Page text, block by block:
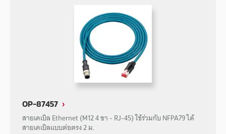
OP-87457
สายเคเบิล Ethernet (M12 4 ขา - RJ-45) ใช้ร่วมกับ NFPA79 ได้
สายเคเบิลแบบต่อตรง 2 ม.